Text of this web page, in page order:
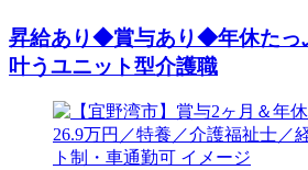
昇給あり◆賞与あり◆年休たっ
叶うユニット型介護職